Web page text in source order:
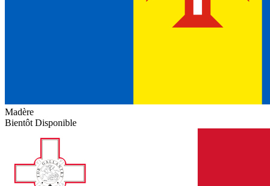
Madère
Bientôt Disponible